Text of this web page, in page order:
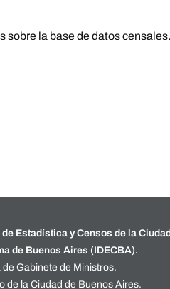
sobre la base de datos censales.
Estadística y Censos de la Ciudad
de Buenos Aires (IDECBA).
Gabinete de Ministros.
de la Ciudad de Buenos Aires.